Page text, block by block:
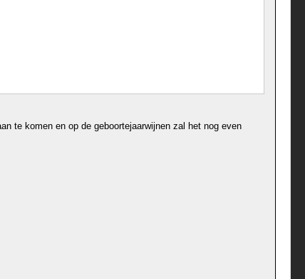
te komen en op de geboortejaarwijnen zal het nog even